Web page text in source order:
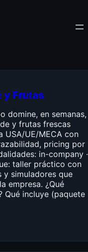
y Frutas
domine, en semanas,
y frutas frescas
USA/UE/MECA con
pricing por
in-company ·
taller práctico con
y simuladores que
empresa. ¿Qué
Qué incluye (paquete